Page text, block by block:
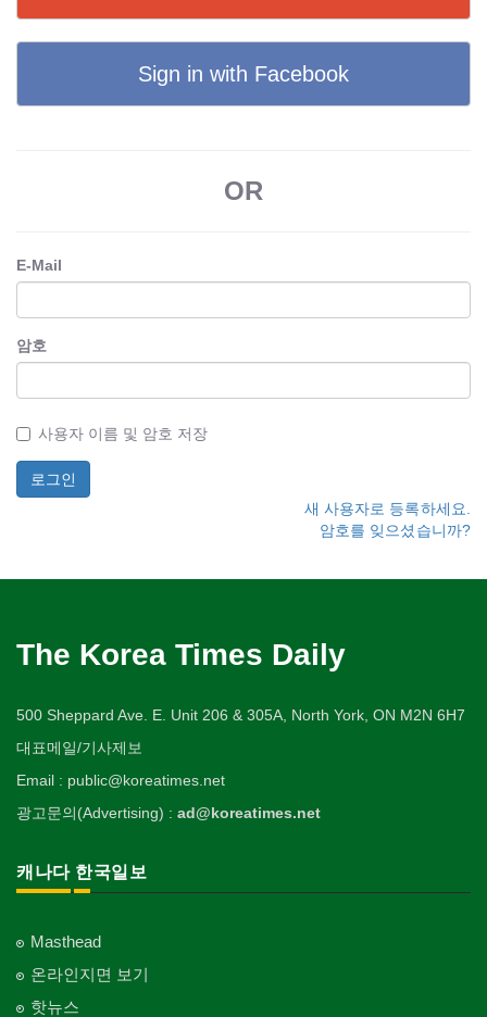
Sign in with Facebook
OR
E-Mail
암호
사용자 이름 및 암호 저장
새 사용자로 등록하세요.
암호를 잊으셨습니까?
The Korea Times Daily
500 Sheppard Ave. E. Unit 206 & 305A, North York, ON M2N 6H7
대표메일/기사제보
Email : public@koreatimes.net
광고문의(Advertising) : ad@koreatimes.net
캐나다 한국일보
Masthead
온라인지면 보기
핫뉴스